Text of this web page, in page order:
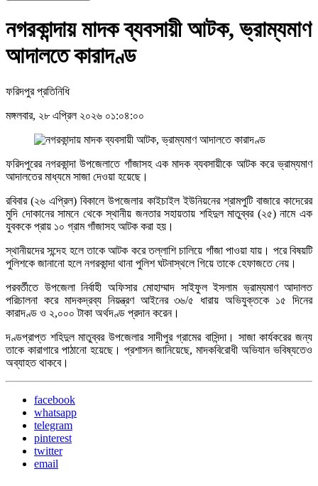
নগরকান্দায় মাদক ব্যবসায়ী আটক, ভ্রাম্যমাণ
আদালতে কারাদণ্ড
ফরিদপুর প্রতিনিধি
মঙ্গলবার, ২৮ এপ্রিল ২০২৬ ০১:০৪:০০
ফরিদপুরের নগরকান্দা উপজেলাতে গাঁজাসহ এক মাদক ব্যবসায়ীকে আটক করে ভ্রাম্যমাণ
আদালতের মাধ্যমে সাজা দেওয়া হয়েছে।
রবিবার (২৬ এপ্রিল) বিকালে উপজেলার কাইচাইল ইউনিয়নের শ্রামপুটি বাজারে কাদেরের
মুদি দোকানের সামনে থেকে স্থানীয় জনতার সহায়তায় শহিদুল মাতুব্বর (২৫) নামে এক
যুবককে প্রায় ১০ গ্রাম গাঁজাসহ আটক করা হয়।
স্থানীয়দের সন্দেহ হলে তাকে আটক করে তল্লাশি চালিয়ে গাঁজা পাওয়া যায়। পরে বিষয়টি
পুলিশকে জানানো হলে নগরকান্দা থানা পুলিশ ঘটনাস্থলে গিয়ে তাকে হেফাজতে নেয়।
পরবর্তীতে উপজেলা নির্বাহী অফিসার মোহাম্মাদ সাইফুল ইসলাম ভ্রাম্যমাণ আদালত
পরিচালনা করে মাদকদ্রব্য নিয়ন্ত্রণ আইনের ৩৬/৫ ধারায় অভিযুক্তকে ১৫ দিনের
কারাদণ্ড ও ২,০০০ টাকা অর্থদণ্ড প্রদান করেন।
দণ্ডপ্রাপ্ত শহিদুল মাতুব্বর উপজেলার সাদীপুর গ্রামের বাসিন্দা। সাজা কার্যকরের জন্য
তাকে কারাগারে পাঠানো হয়েছে। প্রশাসন জানিয়েছে, মাদকবিরোধী অভিযান ভবিষ্যতেও
অব্যাহত থাকবে।
facebook
whatsapp
telegram
pinterest
twitter
email